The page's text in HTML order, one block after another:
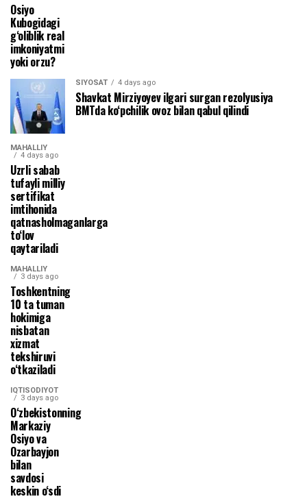
Osiyo
Kubogidagi
g‘oliblik real
imkoniyatmi
yoki orzu?
SIYOSAT 4 days ago
Shavkat Mirziyoyev ilgari surgan rezolyusiya
BMTda ko‘pchilik ovoz bilan qabul qilindi
MAHALLIY
4 days ago
Uzrli sabab
tufayli milliy
sertifikat
imtihonida
qatnasholmaganlarga
to‘lov
qaytariladi
MAHALLIY
3 days ago
Toshkentning
10 ta tuman
hokimiga
nisbatan
xizmat
tekshiruvi
o‘tkaziladi
IQTISODIYOT
3 days ago
O‘zbekistonning
Markaziy
Osiyo va
Ozarbayjon
bilan
savdosi
keskin o‘sdi